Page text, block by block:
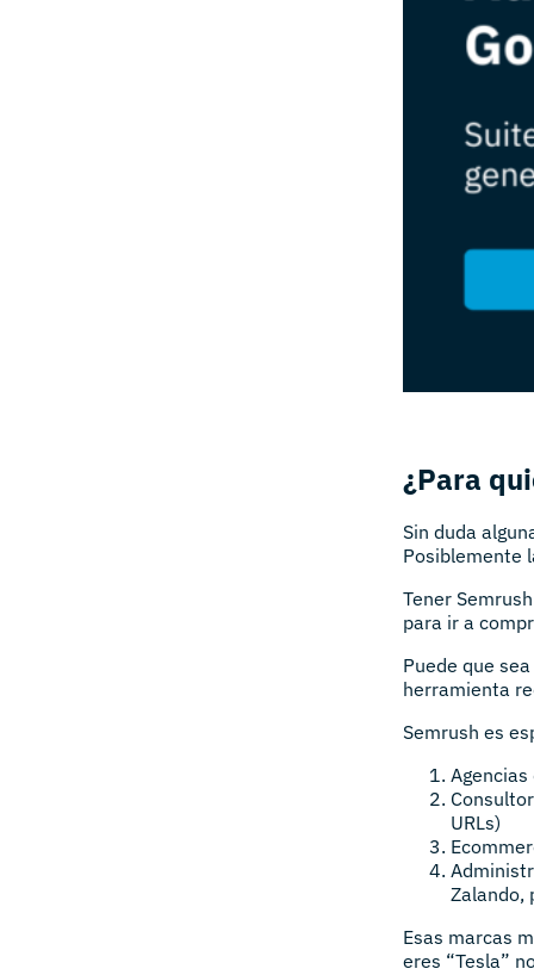
¿Para
Sin duda
Posiblemente
Tener
para ir a
Puede que
herramienta
Semrush es
Agencias
URLs)
Zalando,
Esas marcas
eres “Tesla”